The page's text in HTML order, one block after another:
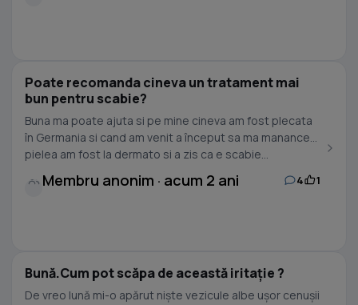
Poate recomanda cineva un tratament mai
bun pentru scabie?
Buna ma poate ajuta si pe mine cineva am fost plecata
în Germania si cand am venit a început sa ma manance
pielea am fost la dermato si a zis ca e scabie...
Membru anonim · acum 2 ani 4 1
Bună.Cum pot scăpa de această iritație ?
De vreo lună mi-o apărut niște vezicule albe ușor cenușii